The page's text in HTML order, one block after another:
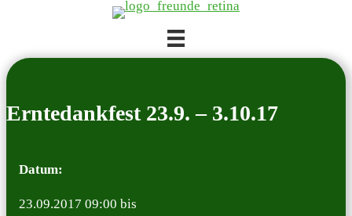
springen
Ern­te­dank­fest 23.9. – 3.10.17
Datum:
23.09.2017 09:00 bis